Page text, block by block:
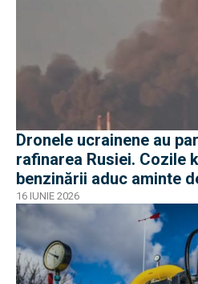
Dronele ucrainene au
rafinarea Rusiei. Cozile
benzinării aduc aminte
16 IUNIE 2026